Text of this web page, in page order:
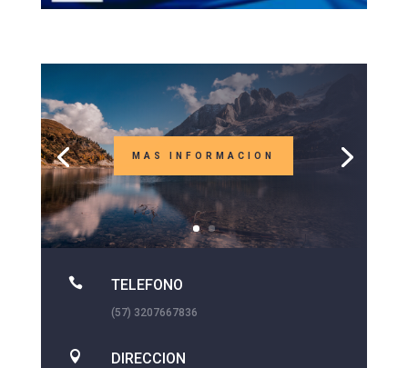
MAS INFORMACION
 TELEFONO
(57) 3207667836
 DIRECCION